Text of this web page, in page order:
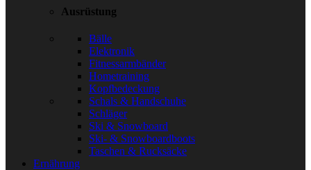
Ausrüstung
Bälle
Elektronik
Fitnessarmbänder
Hometraining
Kopfbedeckung
Schals & Handschuhe
Schläger
Ski & Snowboard
Ski- & Snowboardboots
Taschen & Rucksäcke
Ernährung